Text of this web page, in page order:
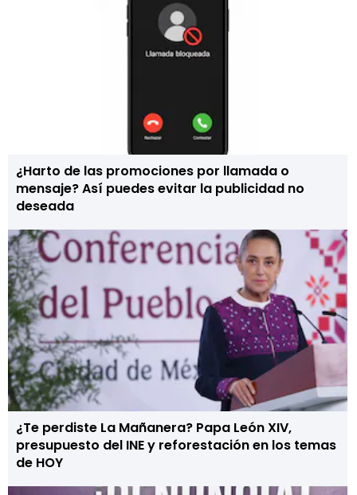
¿Harto de las promociones por llamada o
mensaje? Así puedes evitar la publicidad no
deseada
¿Te perdiste La Mañanera? Papa León XIV,
presupuesto del INE y reforestación en los temas
de HOY